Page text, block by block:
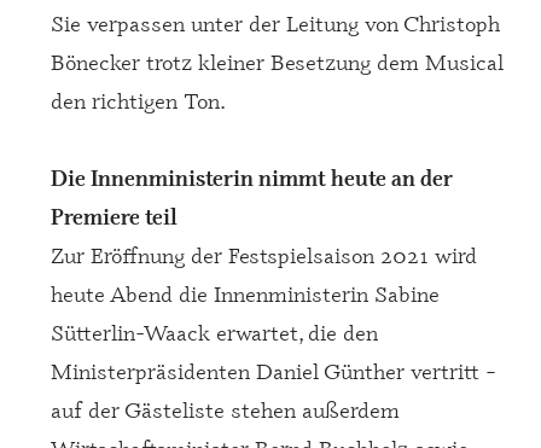
Sie verpassen unter der Leitung von Christoph
Bönecker trotz kleiner Besetzung dem Musical
den richtigen Ton.
Die Innenministerin nimmt heute an der
Premiere teil
Zur Eröffnung der Festspielsaison 2021 wird
heute Abend die Innenministerin Sabine
Sütterlin-Waack erwartet, die den
Ministerpräsidenten Daniel Günther vertritt –
auf der Gästeliste stehen außerdem